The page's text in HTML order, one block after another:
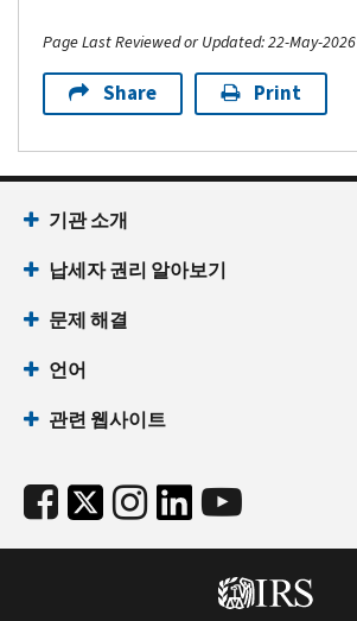
Page Last Reviewed or Updated: 22-May-2026
Share Print
기관 소개
납세자 권리 알아보기
문제 해결
언어
관련 웹사이트